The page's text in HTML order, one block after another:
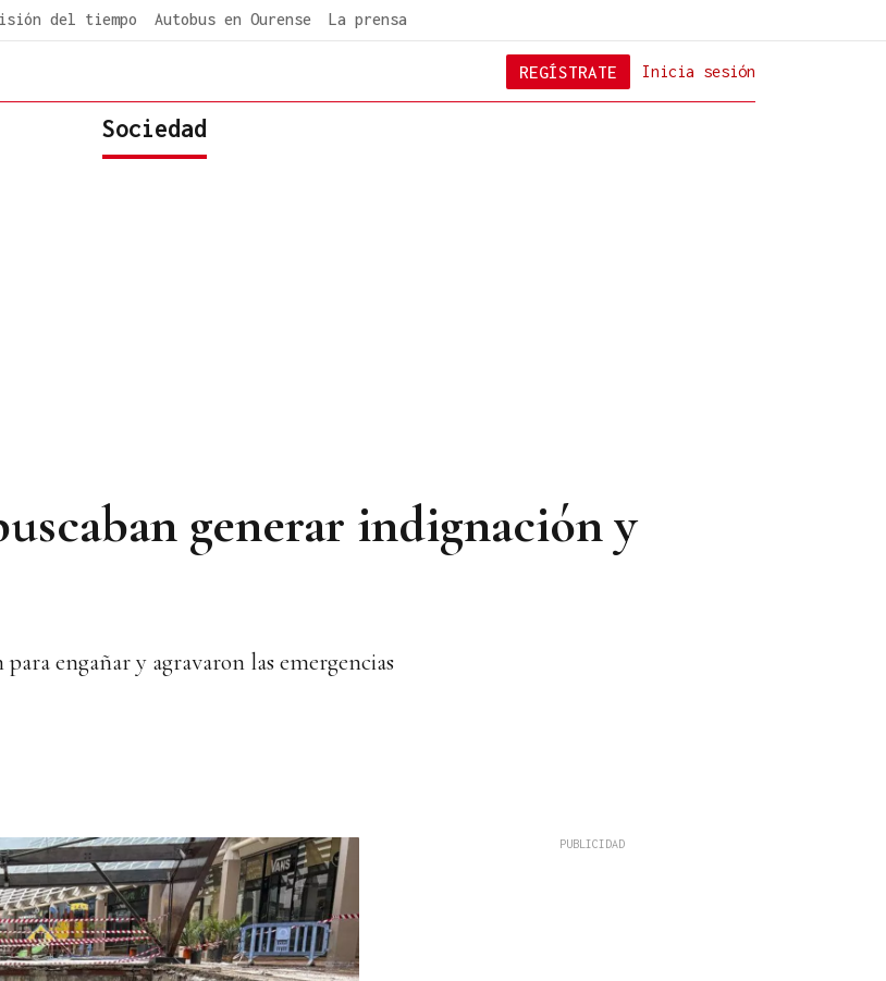
del tiempo Autobus en Ourense La prensa
Inicia sesión
REGÍSTRATE
Sociedad
generar indignación y
para engañar y agravaron las emergencias